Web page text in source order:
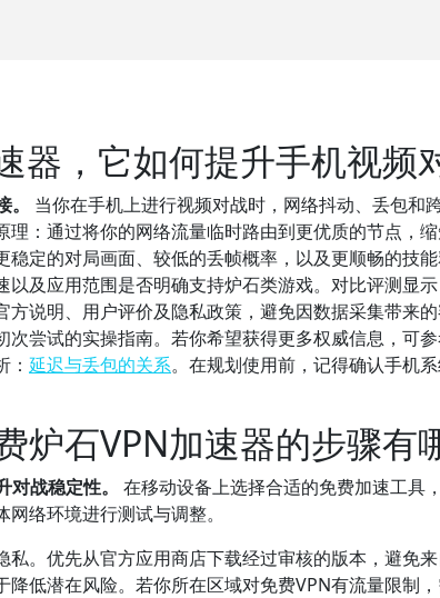
器，它如何提升手机视频
当你在手机上进行视频对战时，网络抖动、丢包和
：通过将你的网络流量临时路由到更优质的节点，
定的对局画面、较低的丢帧概率，以及更顺畅的技
及应用范围是否明确支持炉石类游戏。对比评测显
说明、用户评价及隐私政策，避免因数据采集带来
尝试的实操指南。若你希望获得更多权威信息，可
延迟与丢包的关系。在规划使用前，记得确认手机
炉石VPN加速器的步骤有
战稳定性。
在移动设备上选择合适的免费加速工具
络环境进行测试与调整。
。优先从官方应用商店下载经过审核的版本，避免
低潜在风险。若你所在区域对免费VPN有流量限制